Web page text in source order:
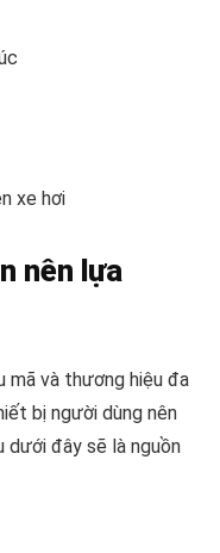
xe hơi
nên lựa
mã và thương hiệu đa
bị người dùng nên
dưới đây sẽ là nguồn